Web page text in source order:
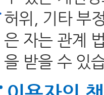
허위, 기타 부
은 자는 관계
을 받을 수 있